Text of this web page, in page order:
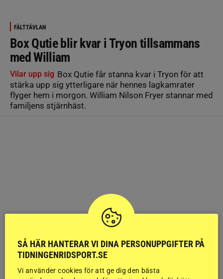
FÄLTTÄVLAN
Box Qutie blir kvar i Tryon tillsammans
med William
Vilar upp sig Box Qutie får stanna kvar i Tryon för att
stärka upp sig ytterligare när hennes lagkamrater
flyger hem i morgon. William Nilson Fryer stannar med
familjens stjärnhäst.
SÅ HÄR HANTERAR VI DINA PERSONUPPGIFTER PÅ
TIDNINGENRIDSPORT.SE
Vi använder cookies för att ge dig den bästa